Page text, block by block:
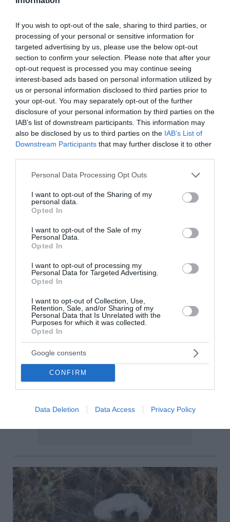
If you wish to opt-out of the sale, sharing to third parties, or
processing of your personal or sensitive information for
targeted advertising by us, please use the below opt-out
section to confirm your selection. Please note that after your
opt-out request is processed you may continue seeing
interest-based ads based on personal information utilized by
us or personal information disclosed to third parties prior to
your opt-out. You may separately opt-out of the further
disclosure of your personal information by third parties on the
IAB’s list of downstream participants. This information may
also be disclosed by us to third parties on the IAB’s List of
Downstream Participants that may further disclose it to other
Please note that this website/app uses one or more Google
not limited to your visit or usage behaviour. You may click to
grant or deny consent to Google and its third-party tags to
use your data for below specified purposes in below Google
consent section.
Personal Data Processing Opt Outs
I want to opt-out of the Sharing of my
personal data.
Opted In
I want to opt-out of the Sale of my
Personal Data.
Opted In
I want to opt-out of processing my
Personal Data for Targeted Advertising.
Opted In
I want to opt-out of Collection, Use,
Retention, Sale, and/or Sharing of my
Personal Data that Is Unrelated with the
Purposes for which it was collected.
Opted In
Google consents
CONFIRM
Data Deletion Data Access Privacy Policy
– Ποιοι είναι οι δικαιούχοι
Σήμερα, Παρασκευή 7 Αυγούστου, πραγματοποιείται η
δεύτερη καταβολή του χρηματικού βοηθήματος του
Λογαριασμού Αγροτικής Εστίας (ΛΑΕ) του ΟΠΕΚΑ
προς τους δικαιούχους του προγράμματος για το
2026. Το ύψος της ενίσ...
08:32 | 07 Αυγούστου 2026 Ελλάδα